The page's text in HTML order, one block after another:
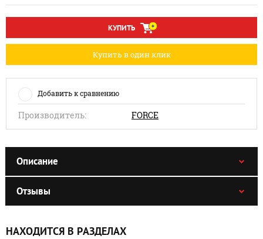
КУПИТЬ
Купить в один клик
Добавить к сравнению
Производитель: FORCE
Описание
Отзывы
НАХОДИТСЯ В РАЗДЕЛАХ